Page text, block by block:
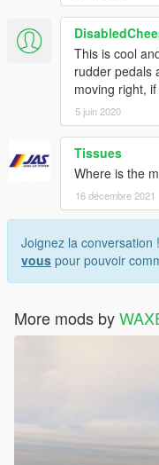
This is cool
rudder pedals
moving right,
5 juin 2020
Tissues
Where is the
16 décembre 2021
Joignez la conversation !
vous pour pouvoir
More mods by